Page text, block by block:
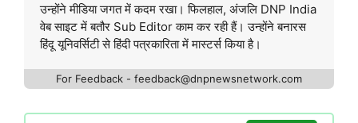
उन्होंने मीडिया जगत में कदम रखा। फिलहाल, अंजलि DNP India
वेब साइट में बतौर Sub Editor काम कर रही हैं। उन्होंने बनारस
हिंदू यूनिवर्सिटी से हिंदी पत्रकारिता में मास्टर्स किया है।
For Feedback - feedback@dnpnewsnetwork.com